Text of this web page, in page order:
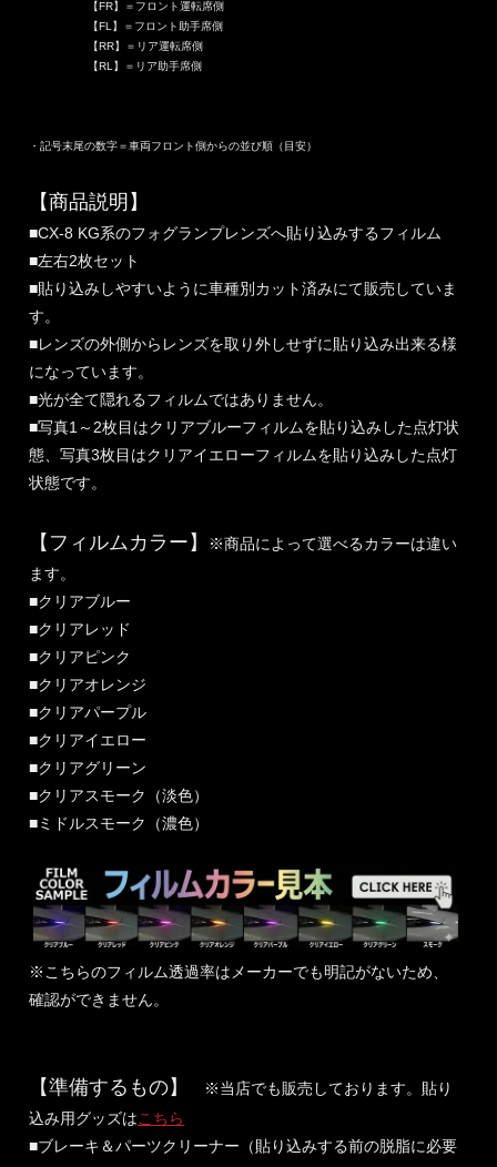
【FR】＝フロント運転席側
【FL】＝フロント助手席側
【RR】＝リア運転席側
【RL】＝リア助手席側
・記号末尾の数字＝車両フロント側からの並び順（目安）
【商品説明】
■CX-8 KG系のフォグランプレンズへ貼り込みするフィルム
■左右2枚セット
■貼り込みしやすいように車種別カット済みにて販売していま
す。
■レンズの外側からレンズを取り外しせずに貼り込み出来る様
になっています。
■光が全て隠れるフィルムではありません。
■写真1～2枚目はクリアブルーフィルムを貼り込みした点灯状
態、写真3枚目はクリアイエローフィルムを貼り込みした点灯
状態です。
【フィルムカラー】
※商品によって選べるカラーは違い
ます。
■クリアブルー
■クリアレッド
■クリアピンク
■クリアオレンジ
■クリアパープル
■クリアイエロー
■クリアグリーン
■クリアスモーク（淡色）
■ミドルスモーク（濃色）
※こちらのフィルム透過率はメーカーでも明記がないため、
確認ができません。
【準備するもの】
※当店でも販売しております。貼り
込み用グッズはこちら
■ブレーキ＆パーツクリーナー（貼り込みする前の脱脂に必要